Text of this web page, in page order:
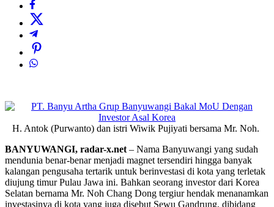
H. Antok (Purwanto) dan istri Wiwik Pujiyati bersama Mr. Noh.
BANYUWANGI, radar-x.net – Nama Banyuwangi yang sudah
mendunia benar-benar menjadi magnet tersendiri hingga banyak
kalangan pengusaha tertarik untuk berinvestasi di kota yang terletak
diujung timur Pulau Jawa ini. Bahkan seorang investor dari Korea
Selatan bernama Mr. Noh Chang Dong tergiur hendak menanamkan
investasinya di kota yang juga disebut Sewu Gandrung, dibidang